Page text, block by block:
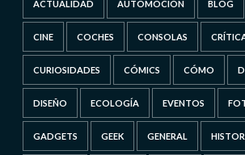
ACTUALIDAD AUTOMOCIÓN BLOG
CINE COCHES CONSOLAS
CURIOSIDADES CÓMICS CÓMO
DISEÑO ECOLOGÍA EVENTOS
GADGETS GEEK GENERAL